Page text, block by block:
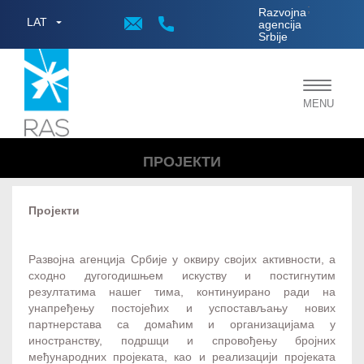
LAT
Razvojna
agencija
Srbije
;
Toggle
MENU
ПРОЈЕКТИ
Пројекти
Развојна агенција Србије у оквиру својих активности, а
сходно дугогодишњем искуству и постигнутим
резултатима нашег тима, континуирано ради на
унапређењу постојећих и успостављању нових
партнерстава са домаћим и организацијама у
иностранству, подршци и спровођењу бројних
међународних пројеката, као и реализацији пројеката